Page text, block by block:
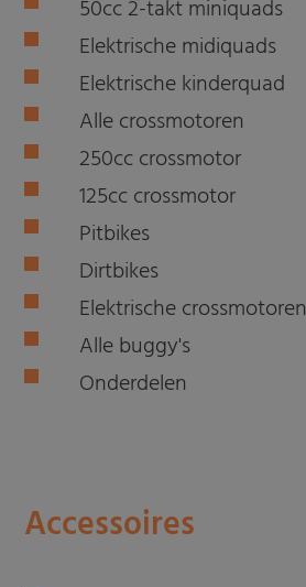
50cc 2-takt miniquads
Elektrische midiquads
Elektrische kinderquad
Alle crossmotoren
250cc crossmotor
125cc crossmotor
Pitbikes
Dirtbikes
Elektrische crossmotoren
Alle buggy's
Onderdelen
Accessoires